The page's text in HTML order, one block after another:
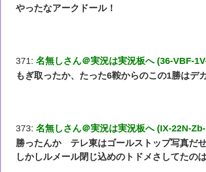
やったなアークドール！
371: 名無しさん＠実況は実況板へ (36-VBF-
もぎ取ったか、たった6鞍からのこの1勝はデ
373: 名無しさん＠実況は実況板へ (IX-22N-
勝ったんか テレ東はゴールストップ写真だ
しかしルメール閉じ込めのトドメさしてたの